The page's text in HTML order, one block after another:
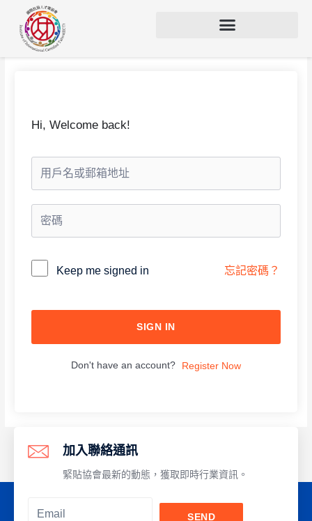
Hi, Welcome back!
Alternative:Keep me signed in 忘記密碼？
SIGN IN
Don't have an account? Register Now
加入聯絡通訊
緊貼協會最新的動態，獲取即時行業資訊。
SEND